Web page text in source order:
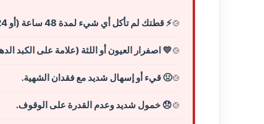
⚡ قطتك لم تأكل أي شيء لمدة 48 ساعة (أو 24 ساعة إذا كانت قط صغير أو كبير السن).
💛 اصفرار العيون أو اللثة (علامة على الكبد
🤢 قيء أو إسهال شديد مع فقدان الشهية.
😞 خمول شديد وعدم القدرة على الوقوف.